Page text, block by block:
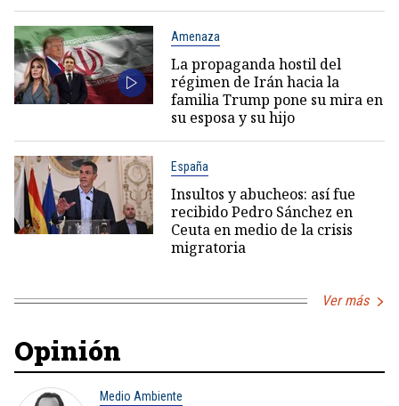
Amenaza
La propaganda hostil del
régimen de Irán hacia la
familia Trump pone su mira en
su esposa y su hijo
España
Insultos y abucheos: así fue
recibido Pedro Sánchez en
Ceuta en medio de la crisis
migratoria
Ver más
Opinión
Medio Ambiente